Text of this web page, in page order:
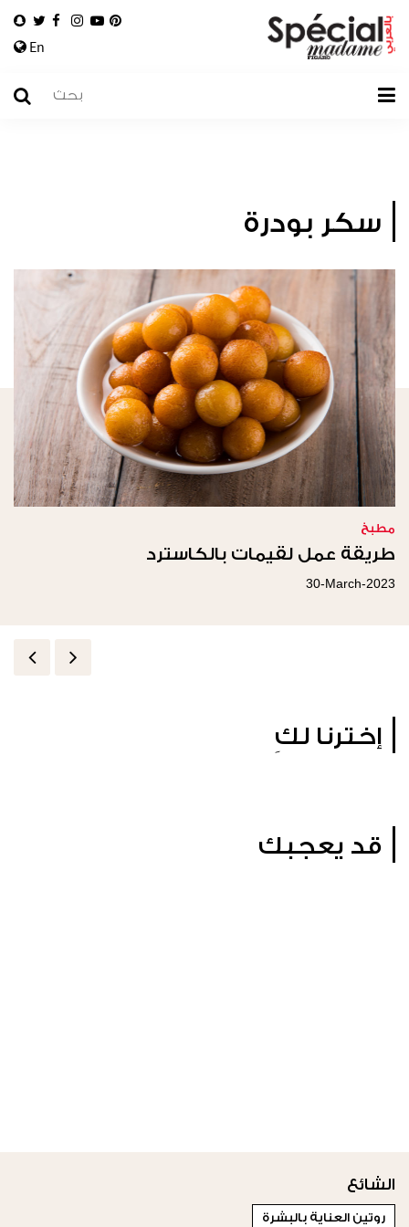
En
سكر بودرة
مطبخ
طريقة عمل لقيمات بالكاسترد
30-March-2023
مطبخ
طريقة عمل الجوزية
29-March-2023
إخترنا لكِ
قد يعجبك
الشائع
روتين العناية بالبشرة